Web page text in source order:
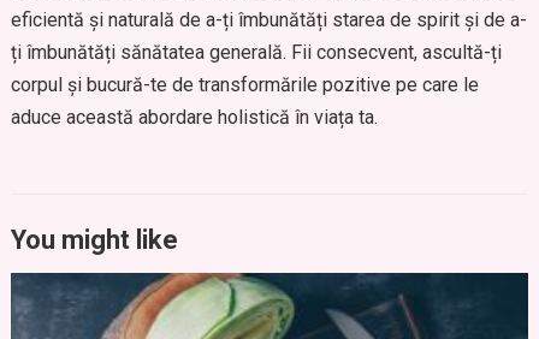
eficientă și naturală de a-ți îmbunătăți starea de spirit și de a-
ți îmbunătăți sănătatea generală. Fii consecvent, ascultă-ți
corpul și bucură-te de transformările pozitive pe care le
aduce această abordare holistică în viața ta.
You might like